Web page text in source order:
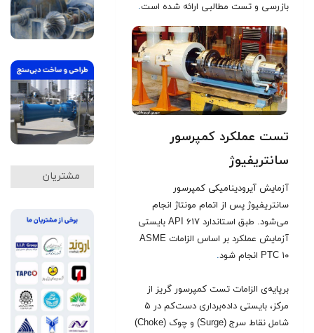
بازرسی و تست مطالبی ارائه شده است.
تست عملکرد کمپرسور
سانتریفیوژ
آزمایش آیرودینامیکی کمپرسور
سانتریفیوژ پس از اتمام مونتاژ انجام
می‌شود. طبق استاندارد API ۶۱۷ بایستی
آزمایش عملکرد بر اساس الزامات ASME
PTC ۱۰ انجام شود
.
برپایه‌ی الزامات تست کمپرسور گریز از
مرکز، بایستی داده‌برداری دست‌کم در ۵
شامل نقاط سرج (Surge) و چوک (Choke)
مشتریان